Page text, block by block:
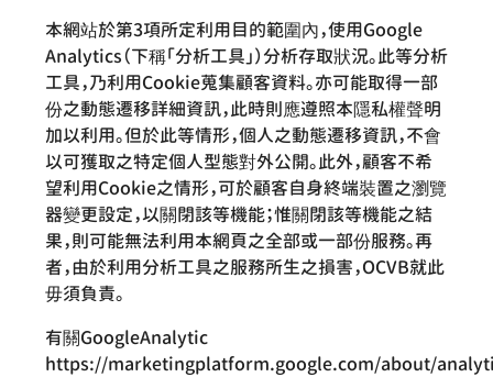
本網站於第3項所定利用目的範圍內，使用Google
Analytics（下稱「分析工具」）分析存取狀況。此等分析
工具，乃利用Cookie蒐集顧客資料。亦可能取得一部
份之動態遷移詳細資訊，此時則應遵照本隱私權聲明
加以利用。但於此等情形，個人之動態遷移資訊，不會
以可獲取之特定個人型態對外公開。此外，顧客不希
望利用Cookie之情形，可於顧客自身終端裝置之瀏覽
器變更設定，以關閉該等機能；惟關閉該等機能之結
果，則可能無法利用本網頁之全部或一部份服務。再
者，由於利用分析工具之服務所生之損害，OCVB就此
毋須負責。
有關GoogleAnalytic
https://marketingplatform.google.com/about/